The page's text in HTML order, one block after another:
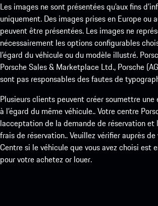
Les images ne sont présentées qu’aux fins
uniquement. Des images prises en Europe ou
peuvent être présentées. Les images ne
nécessairement les options configurables
l’égard du véhicule ou du modèle illustré.
Porsche Sales & Marketplace Ltd., Porsche
sont pas responsables des fautes de
Plusieurs clients peuvent créer soumettre une
à l’égard du même véhicule.. Votre centre
lacceptation de la demande de réservation
frais de réservation.. Veuillez vérifier auprès
Centre si le véhicule que vous avez choisi est
pour votre achetez or louer.